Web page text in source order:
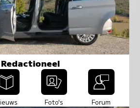
Redactioneel
Foto's Forum